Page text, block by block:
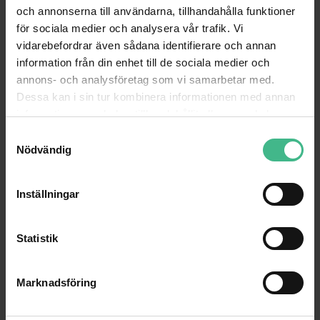
och annonserna till användarna, tillhandahålla funktioner
för sociala medier och analysera vår trafik. Vi
vidarebefordrar även sådana identifierare och annan
information från din enhet till de sociala medier och
annons- och analysföretag som vi samarbetar med.
Dessa kan i sin tur kombinera informationen med annan
information som du har tillhandahållit eller som de har
Nödvändig
Inställningar
Statistik
Marknadsföring
MAX KD54 ELECTRONIC KEYBOARD 54-KEYS
GÅ TILL PRODUKT
ANDRA KUNDER KÖPTE OCKSÅ